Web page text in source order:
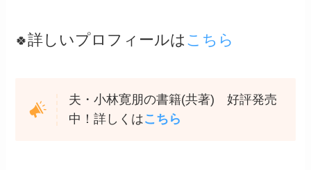
🍀詳しいプロフィールは こちら
夫・小林寛朋の書籍(共著) 好評発売
中！詳しくはこちら